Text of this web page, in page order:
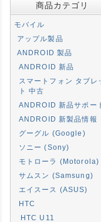
商品カテゴリ
モバイル
アップル製品
ANDROID 製品
ANDROID 新品
スマートフォン タブレ
ト 中古
ANDROID 新品サポー
ANDROID 新製品情報
グーグル (Google)
ソニー (Sony)
モトローラ (Motorola)
サムスン (Samsung)
エイスース (ASUS)
HTC
HTC U11